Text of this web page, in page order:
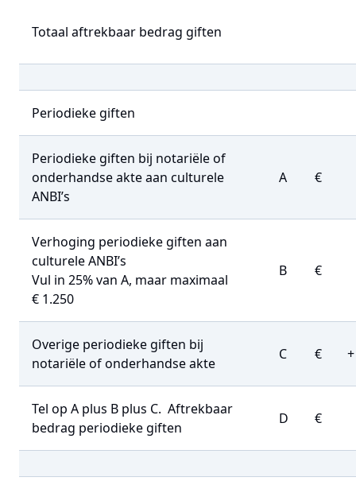
Totaal aftrekbaar bedrag giften
Periodieke giften
Periodieke giften bij notariële of
onderhandse akte aan culturele
ANBI’s
A €
Verhoging periodieke giften aan
culturele ANBI’s
Vul in 25% van A, maar maximaal
€ 1.250
B €
Overige periodieke giften bij
notariële of onderhandse akte
C € +
Tel op A plus B plus C. Aftrekbaar
bedrag periodieke giften
D €